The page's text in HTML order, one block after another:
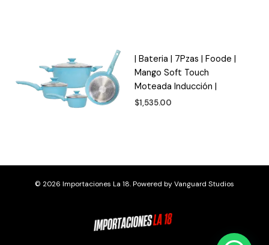
| Bateria | 7Pzas | Foode |
Mango Soft Touch
Moteada Inducción |
$1,535.00
© 2026 Importaciones La 18. Powered byVanguard Studios